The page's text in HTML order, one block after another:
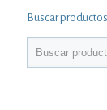
Buscar productos